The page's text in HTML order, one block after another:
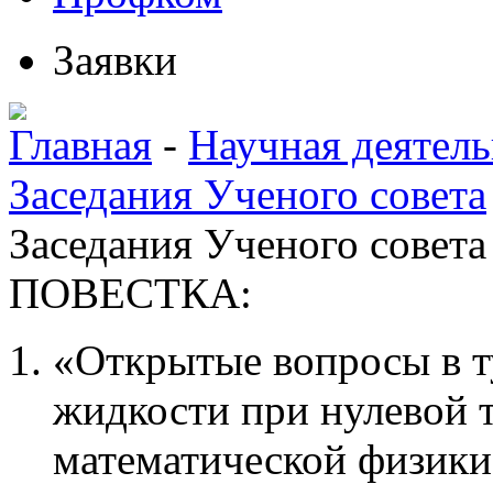
Заявки
Главная - Научная
Заседания Ученого совета
Заседания Ученого
ПОВЕСТКА:
«Открытые вопросы в
жидкости при нулевой
математической